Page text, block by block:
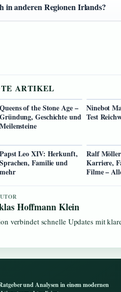
in anderen Regionen Irlands?
ARTIKEL
Queens of the Stone Age –
Gründung, Geschichte und
Meilensteine
Ninebot
Test
Papst Leo XIV: Herkunft,
Sprachen, Familie und
mehr
Ralf
Karriere,
Filme –
Hoffmann Klein
verbindet schnelle Updates mit
und Analysen in einem modernen